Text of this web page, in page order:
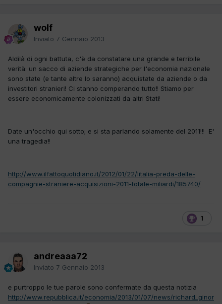
wolf
Inviato 7 Gennaio 2013
Aldilà di ogni battuta, c'è da constatare una grande e terribile
verità: un sacco di aziende strategiche per l'economia nazionale
sono state (e tante altre lo saranno) acquistate da aziende o da
investitori stranieri! Ci stanno comperando tutto!! Stiamo per
essere economicamente colonizzati da altri Stati!
Date un'occhio qui sotto; e si sta parlando solamente del 2011!!! E'
una tragedia!!
http://www.ilfattoquotidiano.it/2012/01/22/litalia-preda-delle-
compagnie-straniere-acquisizioni-2011-totale-miliardi/185740/
1
andreaaa72
Inviato 7 Gennaio 2013
e purtroppo le tue parole sono confermate da questa notizia
http://www.repubblica.it/economia/2013/01/07/news/richard_ginor